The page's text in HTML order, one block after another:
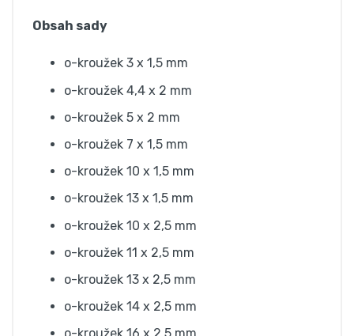
Obsah sady
o-kroužek 3 x 1,5 mm
o-kroužek 4,4 x 2 mm
o-kroužek 5 x 2 mm
o-kroužek 7 x 1,5 mm
o-kroužek 10 x 1,5 mm
o-kroužek 13 x 1,5 mm
o-kroužek 10 x 2,5 mm
o-kroužek 11 x 2,5 mm
o-kroužek 13 x 2,5 mm
o-kroužek 14 x 2,5 mm